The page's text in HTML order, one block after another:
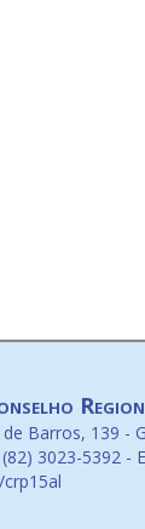
Barros, 139 -
3023-5392 -